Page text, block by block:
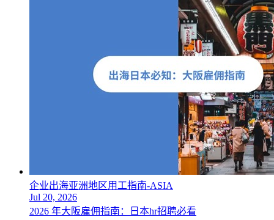
企业出海亚洲地区用工指南-ASIA
Jul 20, 2026
2026 年大阪雇佣指南：日本hr招聘必看